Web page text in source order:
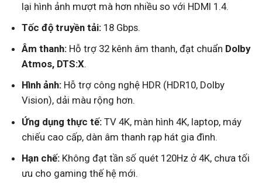
lại hình ảnh mượt mà hơn nhiều so với HDMI 1.4.
Tốc độ truyền tải:18 Gbps.
Âm thanh:Hỗ trợ 32 kênh âm thanh, đạt chuẩn Dolby
Atmos, DTS:X.
Hình ảnh:Hỗ trợ công nghệ HDR (HDR10, Dolby
Vision), dải màu rộng hơn.
Ứng dụng thực tế:TV 4K, màn hình 4K, laptop, máy
chiếu cao cấp, dàn âm thanh rạp hát gia đình.
Hạn chế:Không đạt tần số quét 120Hz ở 4K, chưa tối
ưu cho gaming thế hệ mới.